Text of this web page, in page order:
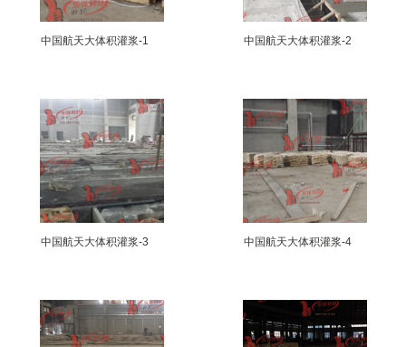
中国航天大体积灌浆-1 中国航天大体积灌浆-2
中国航天大体积灌浆-3 中国航天大体积灌浆-4